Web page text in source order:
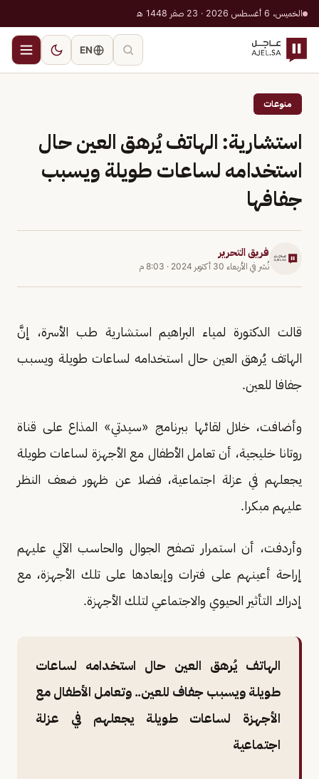
الخميس، 6 أغسطس 2026 · 23 صفر 1448 هـ
EN
منوعات
استشارية: الهاتف يُرهق العين حال
استخدامه لساعات طويلة ويسبب
جفافها
فريق التحرير
نُشر في الأربعاء 30 أكتوبر 2024 · 8:03 م
قالت الدكتورة لمياء البراهيم استشارية طب الأسرة، إنَّ
الهاتف يُرهق العين حال استخدامه لساعات طويلة ويسبب
جفافا للعين.
وأضافت، خلال لقائها ببرنامج «سيدتي» المذاع على قناة
روتانا خليجية، أن تعامل الأطفال مع الأجهزة لساعات طويلة
يجعلهم في عزلة اجتماعية، فضلا عن ظهور ضعف النظر
عليهم مبكرا.
وأردفت، أن استمرار تصفح الجوال والحاسب الآلي عليهم
إراحة أعينهم على فترات وإبعادها على تلك الأجهزة، مع
إدراك التأثير الحيوي والاجتماعي لتلك الأجهزة.
الهاتف يُرهق العين حال استخدامه لساعات
طويلة ويسبب جفاف للعين.. وتعامل الأطفال مع
الأجهزة لساعات طويلة يجعلهم في عزلة
اجتماعية